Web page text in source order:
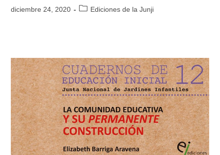
diciembre 24, 2020 Ediciones de la Junji